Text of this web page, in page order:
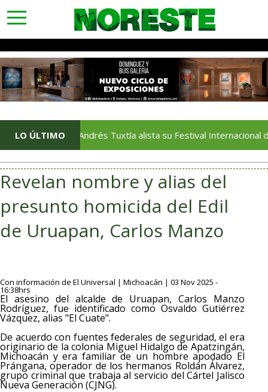
toggle
navigation
LO ÚLTIMO
San Andrés Tuxtla alista su Festival Internacional de
Revelan nombre y alias del
presunto homicida del Edil
de Uruapan, Carlos Manzo
Con información de El Universal | Michoacán | 03 Nov 2025 -
16:38hrs
El asesino del alcalde de Uruapan, Carlos Manzo
Rodríguez, fue identificado como Osvaldo Gutiérrez
Vázquez, alias "El Cuate".
De acuerdo con fuentes federales de seguridad, el era
originario de la colonia Miguel Hidalgo de Apatzingán,
Michoacán y era familiar de un hombre apodado El
Prángana, operador de los hermanos Roldán Álvarez,
grupo criminal que trabaja al servicio del Cártel Jalisco
Nueva Generación (CJNG).